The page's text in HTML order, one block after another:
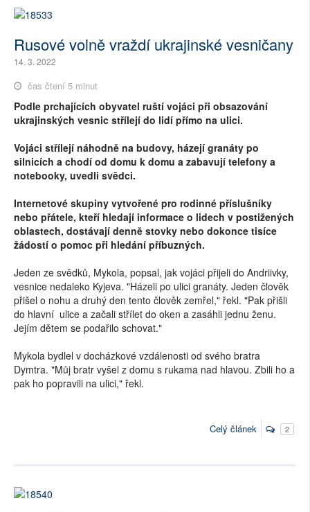
Rusové volně vraždí ukrajinské vesničany
14. 3. 2022
čas čtení 5 minut
Podle prchajících obyvatel ruští vojáci při obsazování
ukrajinských vesnic střílejí do lidí přímo na ulici.
Vojáci střílejí náhodně na budovy, házejí granáty po
silnicích a chodí od domu k domu a zabavují telefony a
notebooky, uvedli svědci.
Internetové skupiny vytvořené pro rodinné příslušníky
nebo přátele, kteří hledají informace o lidech v postižených
oblastech, dostávají denně stovky nebo dokonce tisíce
žádostí o pomoc při hledání příbuzných.
Jeden ze svědků, Mykola, popsal, jak vojáci přijeli do Andriivky,
vesnice nedaleko Kyjeva. "Házeli po ulici granáty. Jeden člověk
přišel o nohu a druhý den tento člověk zemřel," řekl. "Pak přišli
do hlavní ulice a začali střílet do oken a zasáhli jednu ženu.
Jejím dětem se podařilo schovat."
Mykola bydlel v docházkové vzdálenosti od svého bratra
Dymtra. "Můj bratr vyšel z domu s rukama nad hlavou. Zbili ho a
pak ho popravili na ulici," řekl.
Celý článek 2